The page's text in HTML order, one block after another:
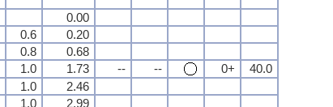
0.00
0.6
0.20
0.8
0.68
1.0 1.73 -- -- 0+
40.0
1.0
2.46
1.0
2.99